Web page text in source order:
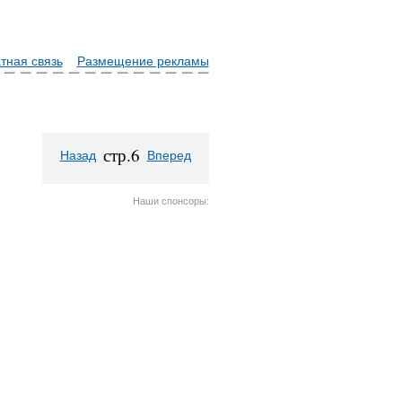
связь Размещение рекламы
Назад стр.6 Вперед
Наши спонсоры: